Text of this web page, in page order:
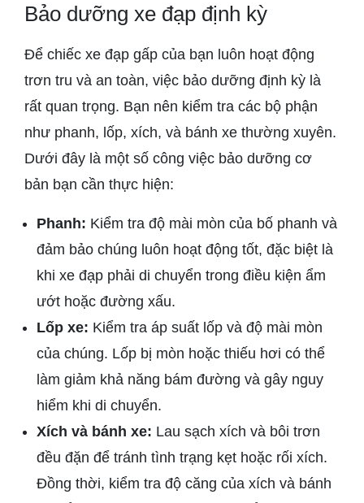
Bảo dưỡng xe đạp định kỳ
Để chiếc xe đạp gấp của bạn luôn hoạt động
trơn tru và an toàn, việc bảo dưỡng định kỳ là
rất quan trọng. Bạn nên kiểm tra các bộ phận
như phanh, lốp, xích, và bánh xe thường xuyên.
Dưới đây là một số công việc bảo dưỡng cơ
bản bạn cần thực hiện:
Phanh: Kiểm tra độ mài mòn của bố phanh và
đảm bảo chúng luôn hoạt động tốt, đặc biệt là
khi xe đạp phải di chuyển trong điều kiện ẩm
ướt hoặc đường xấu.
Lốp xe: Kiểm tra áp suất lốp và độ mài mòn
của chúng. Lốp bị mòn hoặc thiếu hơi có thể
làm giảm khả năng bám đường và gây nguy
hiểm khi di chuyển.
Xích và bánh xe: Lau sạch xích và bôi trơn
đều đặn để tránh tình trạng kẹt hoặc rối xích.
Đồng thời, kiểm tra độ căng của xích và bánh